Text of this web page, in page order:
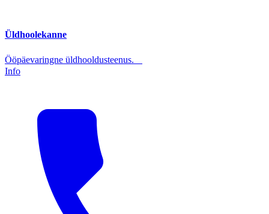
Üldhoolekanne
Ööpäevaringne üldhooldusteenus.
Info